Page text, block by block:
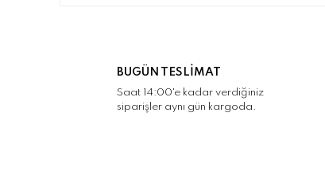
Ürün açıklamasında eksik bilgiler bulunuyor.
Ürün bilgilerinde hatalar bulunuyor.
Ürün fiyatı diğer sitelerden daha pahalı.
BUGÜN TESLİMAT
Saat 14:00'e kadar verdiğiniz
siparişler aynı gün kargoda.